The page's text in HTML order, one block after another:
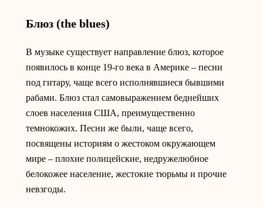
Блюз (the blues)
В музыке существует направление блюз, которое
появилось в конце 19-го века в Америке – песни
под гитару, чаще всего исполнявшиеся бывшими
рабами. Блюз стал самовыражением беднейших
слоев населения США, преимущественно
темнокожих. Песни же были, чаще всего,
посвящены историям о жестоком окружающем
мире – плохие полицейские, недружелюбное
белокожее население, жестокие тюрьмы и прочие
невзгоды.